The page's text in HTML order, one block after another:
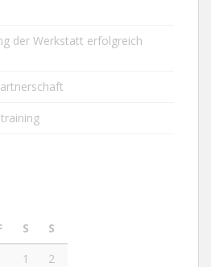
der Werkstatt erfolgreich
S
S
1
2